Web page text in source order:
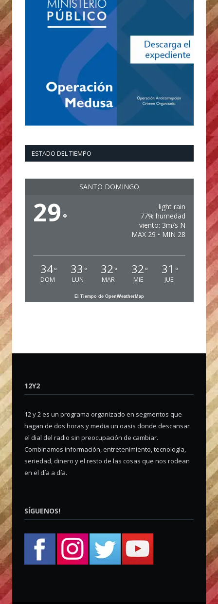
ESTADO DEL TIEMPO
SANTO DOMINGO
29 °
light rain
77% humedad
viento: 3m/s N
MAX 29 • MIN 28
34°
DOM
33 °
LUN
32 °
MAR
32 °
MIE
31 °
JUE
El Tiempo de OpenWeatherMap
12Y2
12 y 2 es un programa organizado en segmentos que
hagan de dos horas y media un oasis donde descansar
el dial del radio sin preocupación de cambiar.
Combinamos información, entretenimiento, tecnología,
seriedad, dinero y el resto de las cosas que nos rodean
en el día a día.
SÍGUENOS!